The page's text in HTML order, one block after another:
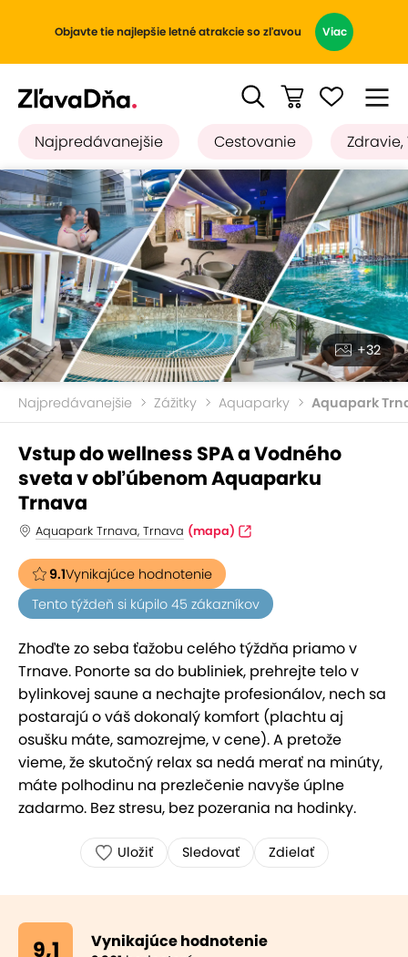
Objavte tie najlepšie letné atrakcie so zľavou Viac
Najpredávanejšie Cestovanie Zdravie,
+32
Najpredávanejšie Zážitky Aquaparky Aquapark
Vstup do wellness SPA a Vodného
sveta v obľúbenom Aquaparku
Trnava
Aquapark Trnava, Trnava (mapa)
9.1Vynikajúce hodnotenie
Tento týždeň si kúpilo 45 zákazníkov
Zhoďte zo seba ťažobu celého týždňa priamo v
Trnave. Ponorte sa do bubliniek, prehrejte telo v
bylinkovej saune a nechajte profesionálov, nech sa
postarajú o váš dokonalý komfort (plachtu aj
osušku máte, samozrejme, v cene). A pretože
vieme, že skutočný relax sa nedá merať na minúty,
máte polhodinu na prezlečenie navyše úplne
zadarmo. Bez stresu, bez pozerania na hodinky.
Uložiť Sledovať Zdielať
9,1 Vynikajúce hodnotenie